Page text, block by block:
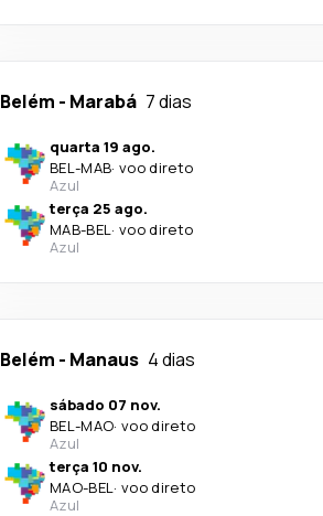
Belém - Marabá 7 dias
quarta 19 ago.
BEL-MAB· voo direto
Azul
terça 25 ago.
MAB-BEL· voo direto
Azul
Belém - Manaus 4 dias
sábado 07 nov.
BEL-MAO· voo direto
Azul
terça 10 nov.
MAO-BEL· voo direto
Azul